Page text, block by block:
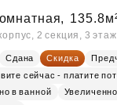
2 секция, 3
Сдана Скидка
сейчас - платите
в ванной